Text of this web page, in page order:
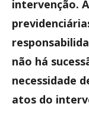
intervenção.
não há
necessidade
atos do